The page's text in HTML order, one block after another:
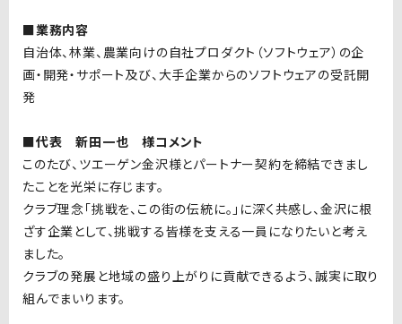
■業務内容
自治体、林業、農業向けの自社プロダクト（ソフトウェア）の企
画・開発・サポート及び、大手企業からのソフトウェアの受託開
発
■代表 新田一也 様コメント
このたび、ツエーゲン金沢様とパートナー契約を締結できまし
たことを光栄に存じます。
クラブ理念「挑戦を、この街の伝統に。」に深く共感し、金沢に根
ざす企業として、挑戦する皆様を支える一員になりたいと考え
ました。
クラブの発展と地域の盛り上がりに貢献できるよう、誠実に取り
組んでまいります。